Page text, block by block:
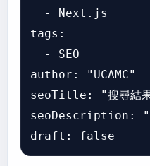
-
Next.js
tags:
-
SEO
author:
"UCAMC"
seoTitle:
"搜尋結
seoDescription:
draft:
false